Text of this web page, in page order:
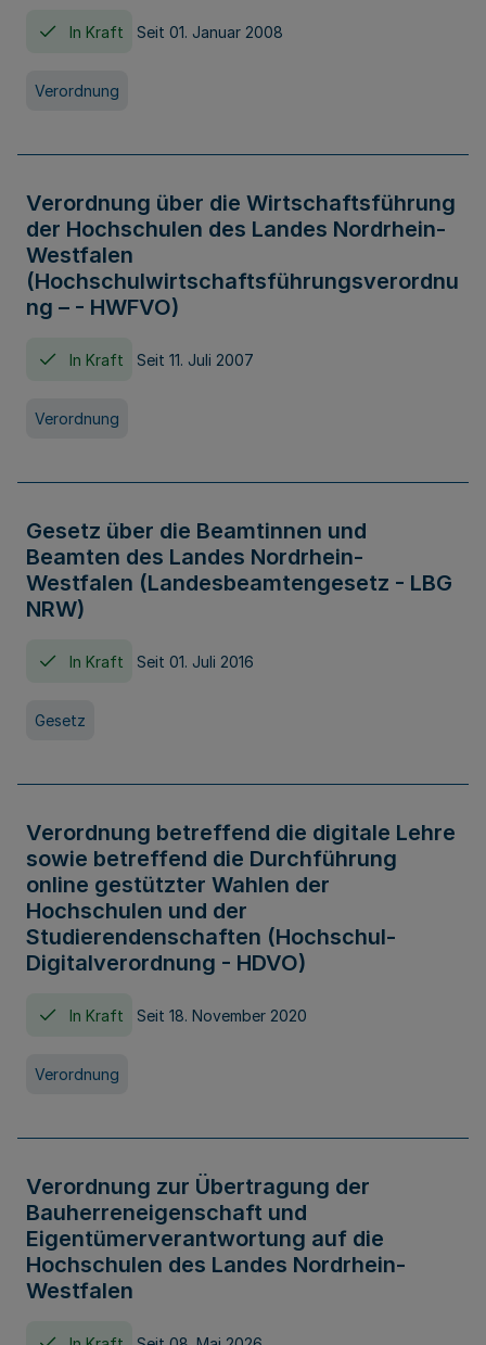
In Kraft Seit 01. Januar 2008
Verordnung
Verordnung über die Wirtschaftsführung
der Hochschulen des Landes Nordrhein-
Westfalen
(Hochschulwirtschaftsführungsverordnu
ng – - HWFVO)
In Kraft Seit 11. Juli 2007
Verordnung
Gesetz über die Beamtinnen und
Beamten des Landes Nordrhein-
Westfalen (Landesbeamtengesetz - LBG
NRW)
In Kraft Seit 01. Juli 2016
Gesetz
Verordnung betreffend die digitale Lehre
sowie betreffend die Durchführung
online gestützter Wahlen der
Hochschulen und der
Studierendenschaften (Hochschul-
Digitalverordnung - HDVO)
In Kraft Seit 18. November 2020
Verordnung
Verordnung zur Übertragung der
Bauherreneigenschaft und
Eigentümerverantwortung auf die
Hochschulen des Landes Nordrhein-
Westfalen